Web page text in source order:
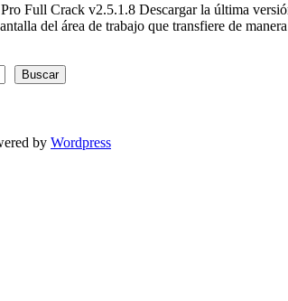
Full Crack v2.5.1.8 Descargar la última
del área de trabajo que transfiere de
Buscar
by Wordpress